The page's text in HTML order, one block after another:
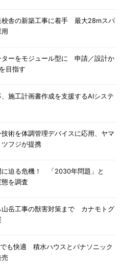
校舎の新築工事に着手 最大28mスパ
ターをモジュール型に 申請／設計か
目指す
施工計画書作成を支援するAIシステ
術を体調管理デバイスに応用、ヤマ
フジが提携
に迫る危機！ 「2030年問題」と
態を調査
山岳工事の獣害対策まで カナモトグ
でも快適 積水ハウスとパナソニック